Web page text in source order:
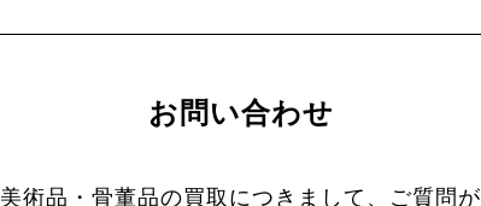
お問い合わせ
美術品・骨董品の買取につきまして、ご質問が